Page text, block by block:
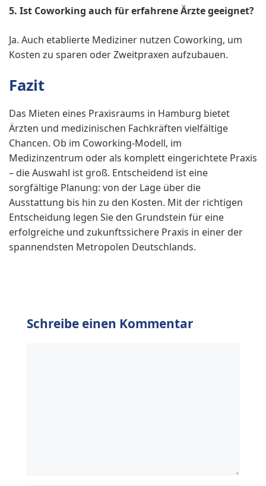
5. Ist Coworking auch für erfahrene Ärzte geeignet?
Ja. Auch etablierte Mediziner nutzen Coworking, um
Kosten zu sparen oder Zweitpraxen aufzubauen.
Fazit
Das Mieten eines Praxisraums in Hamburg bietet
Ärzten und medizinischen Fachkräften vielfältige
Chancen. Ob im Coworking-Modell, im
Medizinzentrum oder als komplett eingerichtete Praxis
– die Auswahl ist groß. Entscheidend ist eine
sorgfältige Planung: von der Lage über die
Ausstattung bis hin zu den Kosten. Mit der richtigen
Entscheidung legen Sie den Grundstein für eine
erfolgreiche und zukunftssichere Praxis in einer der
spannendsten Metropolen Deutschlands.
Schreibe einen Kommentar